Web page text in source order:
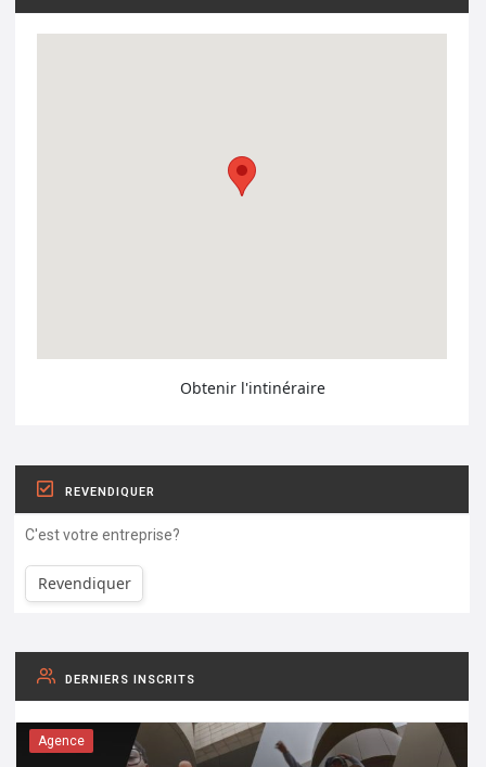
Obtenir l'intinéraire
REVENDIQUER
C'est votre entreprise?
Revendiquer
DERNIERS INSCRITS
Agence